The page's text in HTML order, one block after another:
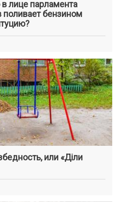
лице парламента
поливает бензином
или «Діли